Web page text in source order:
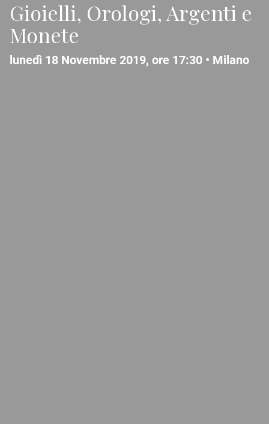
Gioielli, Orologi, Argenti e
Monete
lunedì 18 Novembre 2019, ore 17:30 • Milano